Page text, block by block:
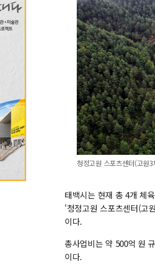
청정고원 스포츠센터(고
태백시는 현재 총 4개 체
'청정고원 스포츠센터(고
이다.
총사업비는 약 500억 원
이다.